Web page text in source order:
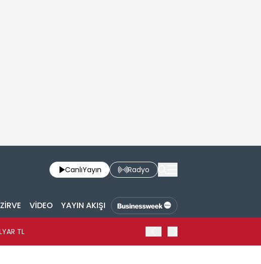
CanlıYayın Radyo
ZİRVE VİDEO YAYIN AKIŞI
TL